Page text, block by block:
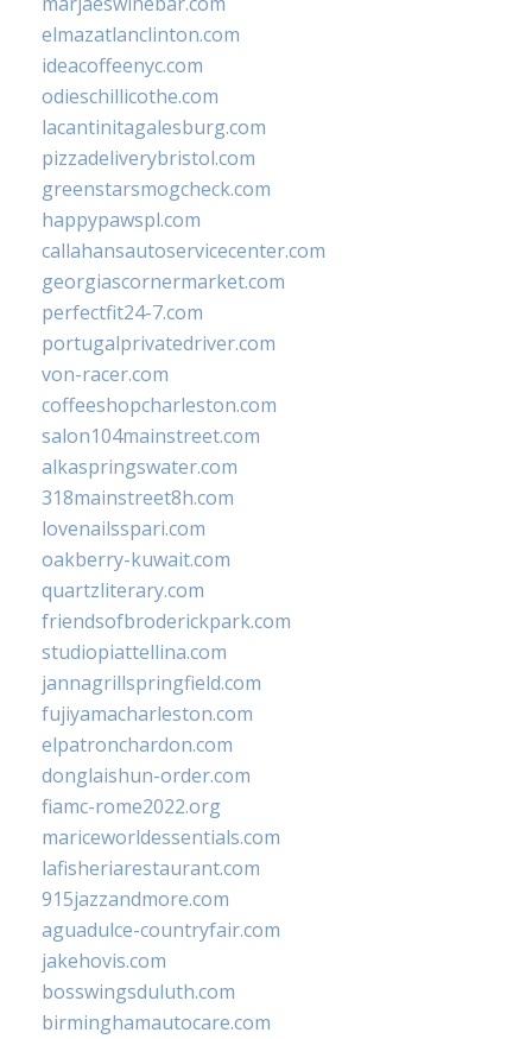
elmazatlanclinton.com
ideacoffeenyc.com
odieschillicothe.com
lacantinitagalesburg.com
pizzadeliverybristol.com
greenstarsmogcheck.com
happypawspl.com
callahansautoservicecenter.com
georgiascornermarket.com
perfectfit24-7.com
portugalprivatedriver.com
von-racer.com
coffeeshopcharleston.com
salon104mainstreet.com
alkaspringswater.com
318mainstreet8h.com
lovenailsspari.com
oakberry-kuwait.com
quartzliterary.com
friendsofbroderickpark.com
studiopiattellina.com
jannagrillspringfield.com
fujiyamacharleston.com
elpatronchardon.com
donglaishun-order.com
fiamc-rome2022.org
mariceworldessentials.com
lafisheriarestaurant.com
915jazzandmore.com
aguadulce-countryfair.com
jakehovis.com
bosswingsduluth.com
birminghamautocare.com